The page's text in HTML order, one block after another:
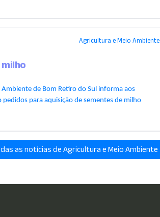
Agricultura e Meio Ambiente
de Bom Retiro do Sul informa aos
para aquisição de sementes de milho
as notícias de Agricultura e Meio Ambiente